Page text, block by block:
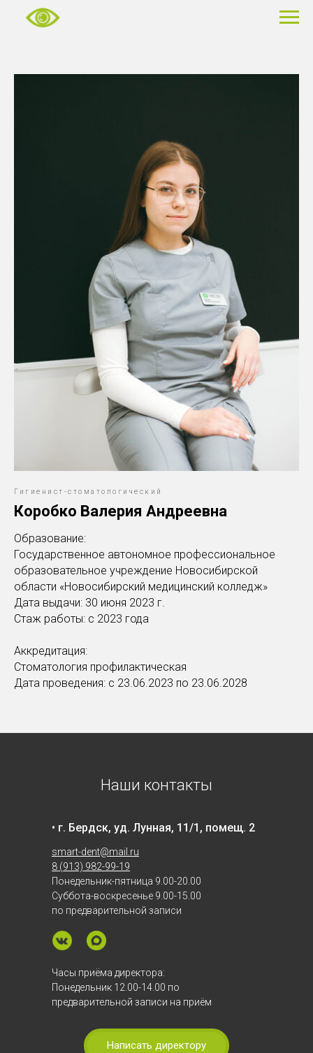
Гигиенист-стоматологический
Коробко Валерия Андреевна
Образование:
Государственное автономное профессиональное
образовательное учреждение Новосибирской
области «Новосибирский медицинский колледж»
Дата выдачи: 30 июня 2023 г.
Стаж работы: с 2023 года
Аккредитация:
Стоматология профилактическая
Дата проведения: с 23.06.2023 по 23.06.2028
Наши контакты
• Написать директору:
elkhomutova@mail.ru
Часы приёма директора:
Понедельник 12.00-14.00 по
предварительной записи на приём
• г. Бердск, уд. Лунная, 11/1, помещ. 2
smart-dent@mail.ru
8 (913) 982-99-19
Понедельник-пятница 9.00-20.00
Суббота-воскресенье 9.00-15.00
по предварительной записи
Написать директору